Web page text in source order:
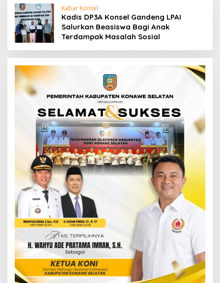
Kabar Konsel
Kadis DP3A Konsel Gandeng LPAI
Salurkan Beasiswa Bagi Anak
Terdampak Masalah Sosial